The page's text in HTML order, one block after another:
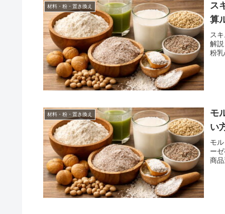
材料・粉・置き換え
ス
算
ス
解
粉
材料・粉・置き換え
モ
い
モ
ー
商